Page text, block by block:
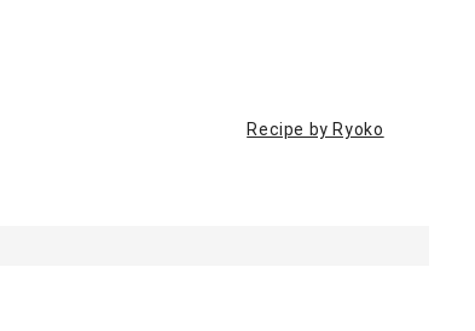
Recipe by Ryoko